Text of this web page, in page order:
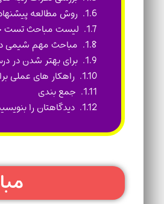
روش مطالعه
لیست مباحث تست
مباحث مهم شیمی
برای بهتر شدن در
راهکار های عملی
جمع بندی
دیدگاهتان را